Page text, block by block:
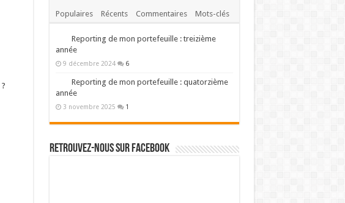
?
Populaires Récents Commentaires Mots-clés
Reporting de mon portefeuille : treizième
année
9 décembre 2024 6
Reporting de mon portefeuille : quatorzième
année
3 novembre 2025 1
Retrouvez-nous sur Facebook